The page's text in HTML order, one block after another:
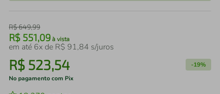
R$649,99
R$ 551,09 à vista
em até 6x de R$ 91,84 s/juros
R$ 523,54 -19%
No pagamento com Pix